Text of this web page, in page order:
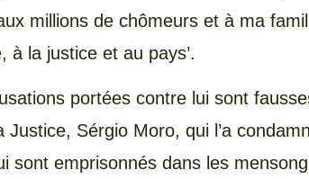
millions de chômeurs et à ma
à la justice et au pays’.
portées contre lui sont
Justice, Sérgio Moro, qui l’a
sont emprisonnés dans les